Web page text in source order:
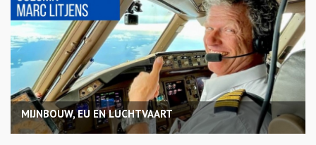
MIJNBOUW, EU EN LUCHTVAART